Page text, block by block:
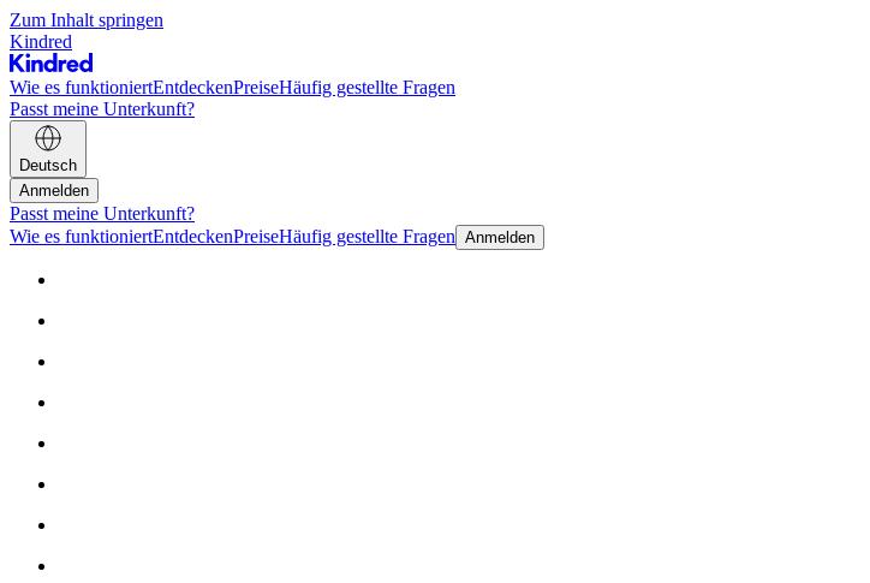
Zum Inhalt springen
Kindred
Wie es funktioniertEntdeckenPreiseHäufig gestellte Fragen
Passt meine Unterkunft?
Deutsch
Anmelden
Passt meine Unterkunft?
Wie es funktioniertEntdeckenPreiseHäufig gestellte Fragen Anmelden